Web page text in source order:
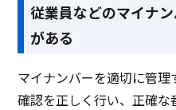
従業員などのマイナ
がある
マイナンバーを適切に管
確認を正しく行い、正確